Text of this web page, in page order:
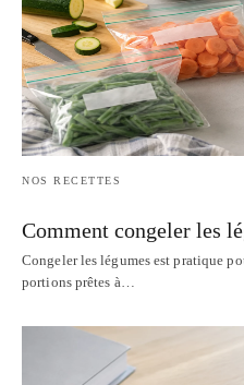
NOS RECETTES
Comment congeler les
Congeler les légumes est pratique
portions prêtes à…